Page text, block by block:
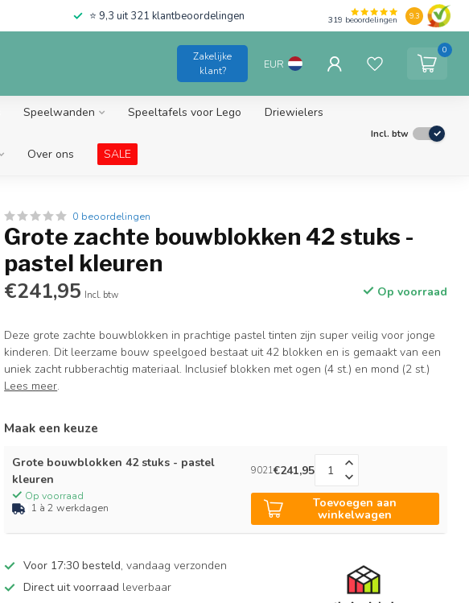
⭐ 9,3 uit 321 klantbeoordelingen 319 beoordelingen 9.3
Zakelijke
klant?
EUR
0
Speelwanden Speeltafels voor Lego Driewielers
Over ons SALE
Incl. btw
0 beoordelingen
Grote zachte bouwblokken 42 stuks -
pastel kleuren
€241,95 Incl. btw Op voorraad
Deze grote zachte bouwblokken in prachtige pastel tinten zijn super veilig voor jonge
kinderen. Dit leerzame bouw speelgoed bestaat uit 42 blokken en is gemaakt van een
uniek zacht rubberachtig materiaal. Inclusief blokken met ogen (4 st.) en mond (2 st.)
Lees meer.
Maak een keuze
Grote bouwblokken 42 stuks - pastel
kleuren
Op voorraad
1 à 2 werkdagen
9021€241,95
Toevoegen aan
winkelwagen
Voor 17:30 besteld, vandaag verzonden
Direct uit voorraad leverbaar